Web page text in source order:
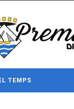
TEMPS